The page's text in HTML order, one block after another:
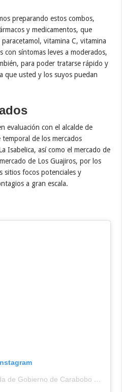
preparando estos combos,
y medicamentos, que
vitamina C, vitamina
con síntomas leves a moderados,
para poder tratarse rápido y
que usted y los suyos puedan
evaluación con el alcalde de
temporal de los mercados
Isabelica, así como el mercado de
de Los Guajiros, por los
sitios focos potenciales y
a gran escala.
Una publicación compartida de Gobierno de Carabobo (@carabobogb)